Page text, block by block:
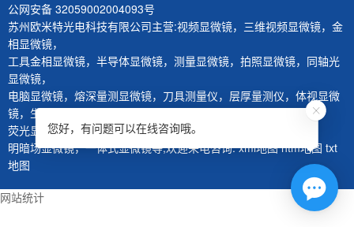
公网安备 32059002004093号
苏州欧米特光电科技有限公司主营:视频显微镜， 三维视频显微镜， 金
相显微镜，
工具金相显微镜， 半导体显微镜， 测量显微镜， 拍照显微镜， 同轴光
显微镜，
电脑显微镜， 熔深量测显微镜， 刀具测量仪， 层厚量测仪， 体视显微
镜， 生物显微镜，
荧光显微镜， 红外显微镜，微分干涉显微镜
明暗场显微镜，一体式显微镜等,欢迎来电咨询.xml地图 htm地图 txt
地图
网站统计
您好，有问题可以在线咨询哦。